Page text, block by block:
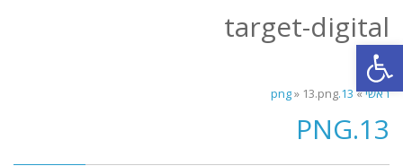
פתח סרגל נגישות
target-digital
ראשי»
13.png
» 13.png
13.PNG